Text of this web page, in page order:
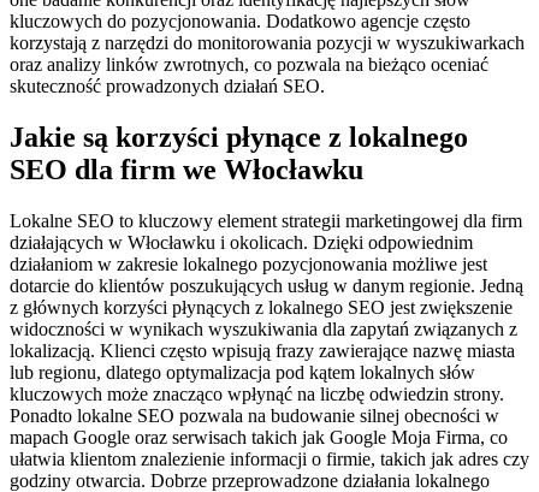
kluczowych do pozycjonowania. Dodatkowo agencje często
korzystają z narzędzi do monitorowania pozycji w wyszukiwarkach
oraz analizy linków zwrotnych, co pozwala na bieżąco oceniać
skuteczność prowadzonych działań SEO.
Jakie są korzyści płynące z lokalnego
SEO dla firm we Włocławku
Lokalne SEO to kluczowy element strategii marketingowej dla firm
działających w Włocławku i okolicach. Dzięki odpowiednim
działaniom w zakresie lokalnego pozycjonowania możliwe jest
dotarcie do klientów poszukujących usług w danym regionie. Jedną
z głównych korzyści płynących z lokalnego SEO jest zwiększenie
widoczności w wynikach wyszukiwania dla zapytań związanych z
lokalizacją. Klienci często wpisują frazy zawierające nazwę miasta
lub regionu, dlatego optymalizacja pod kątem lokalnych słów
kluczowych może znacząco wpłynąć na liczbę odwiedzin strony.
Ponadto lokalne SEO pozwala na budowanie silnej obecności w
mapach Google oraz serwisach takich jak Google Moja Firma, co
ułatwia klientom znalezienie informacji o firmie, takich jak adres czy
godziny otwarcia. Dobrze przeprowadzone działania lokalnego